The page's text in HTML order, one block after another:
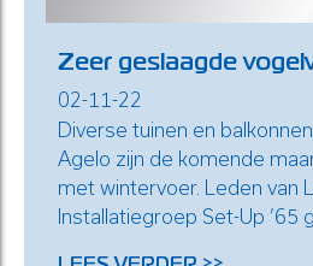
Zeer geslaagde
02-11-22
Diverse tuinen en
Agelo zijn de komende
met wintervoer. Leden van
Installatiegroep Set-Up ’65